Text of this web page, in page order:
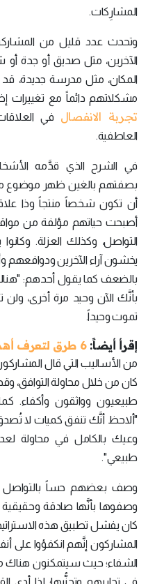
المشارِكات.
وتحدث عدد قليل من
الآخرين، مثل صديق أو جدة
المكان، مثل مدرسة جديدة،
مشكلاتهم دائماً مع تغييرات
تجربة الانفصال في
العاطفية.
في الشرح الذي قدَّمه
بصفتهم بالغين ظهر موضوع
أن تكون شخصاً منتجاً وذا
أصبحت حياتهم مؤلفة من
التواصل، وكذلك العزلة. وكانوا
يخشون آراء الآخرين ودوافعهم
بالضعف كما يقول أحدهم:
بأنَّك الآن وحيد مرة أخرى،
تموت وحيداً.
إقرأ أيضاً:6 طرق لتعرف أهمية العزلة في حياتك
من الأساليب التي قال
كان من خلال محاولة التوافق،
طبيعيون وواثقون وأكفاء.
"ألاحظ أنَّك تنفق كميات لا
وعيك بالكامل في محاولة
طبيعي".
وصف بعضهم حساً بالتواصل مع
وصفوها بأنَّها صادقة
كان يفشل تطبيق هذه
المشاركون إنَّهم انكفؤوا على
الشفاء؛ حيث سيتمكنون هناك
في تجاربهم وتجنُّبها؛ لذا أدى